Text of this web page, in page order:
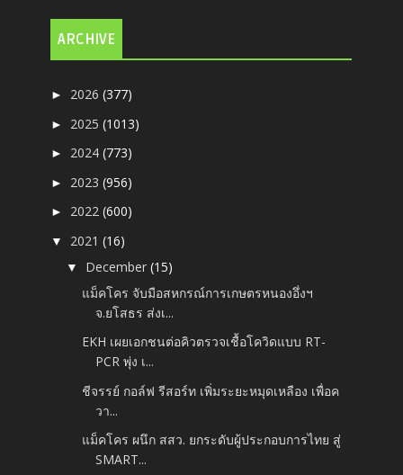
ARCHIVE
► 2026(377)
► 2025(1013)
► 2024(773)
► 2023(956)
► 2022(600)
▼ 2021(16)
▼ December(15)
แม็คโคร จับมือสหกรณ์การเกษตรหนองอึ่งฯ
จ.ยโสธร ส่งเ...
EKH เผยเอกชนต่อคิวตรวจเชื้อโควิดแบบ RT-
PCR พุ่ง เ...
ชีจรรย์ กอล์ฟ รีสอร์ท เพิ่มระยะหมุดเหลือง เพื่อค
วา...
แม็คโคร ผนึก สสว. ยกระดับผู้ประกอบการไทย สู่
SMART...